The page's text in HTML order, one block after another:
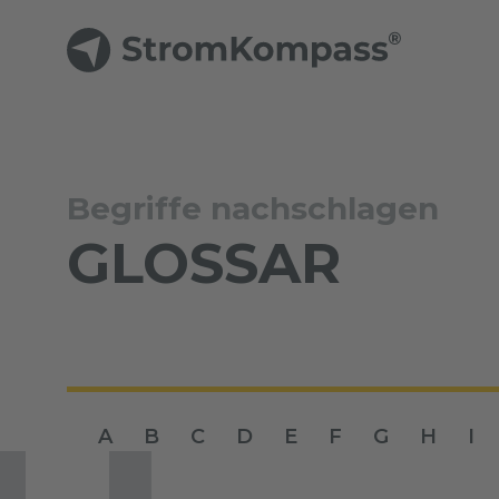
Begriffe nachschlagen
GLOSSAR
A B C D E F G H I